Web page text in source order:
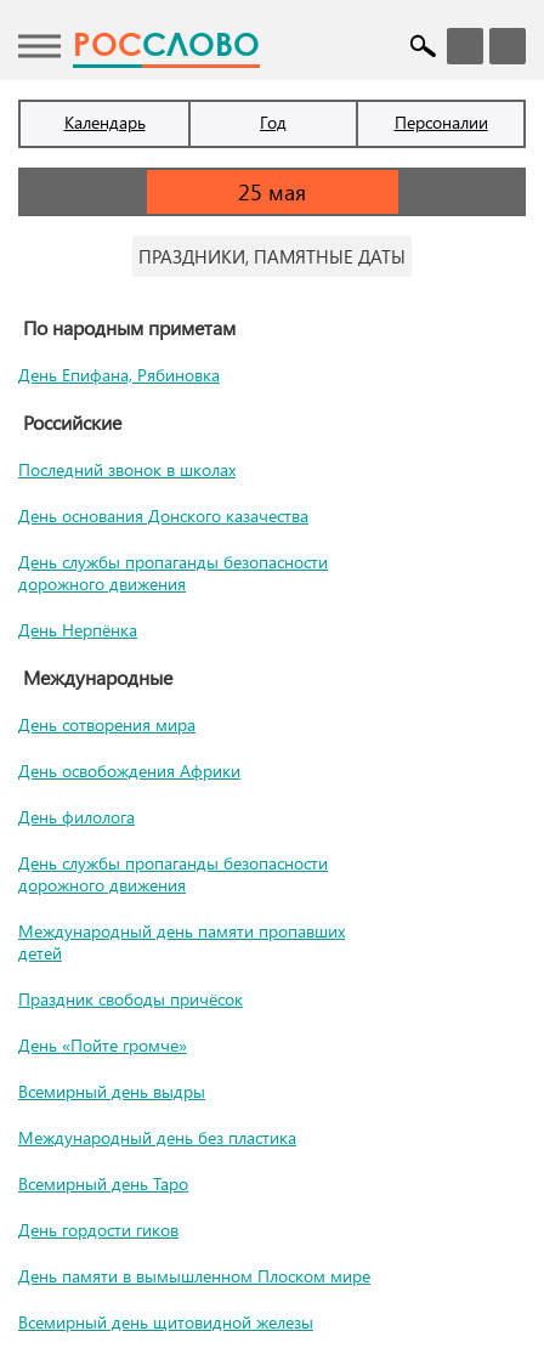
POCСЛОВО
Календарь Год Персоналии
ПРАЗДНИКИ, ПАМЯТНЫЕ ДАТЫ
По народным приметам
День Епифана, Рябиновка
Российские
Последний звонок в школах
День основания Донского казачества
День службы пропаганды безопасности
дорожного движения
День Нерпёнка
Международные
День сотворения мира
День освобождения Африки
День филолога
День службы пропаганды безопасности
дорожного движения
Международный день памяти пропавших
детей
Праздник свободы причёсок
День «Пойте громче»
Всемирный день выдры
Международный день без пластика
Всемирный день Таро
День гордости гиков
День памяти в вымышленном Плоском мире
Всемирный день щитовидной железы